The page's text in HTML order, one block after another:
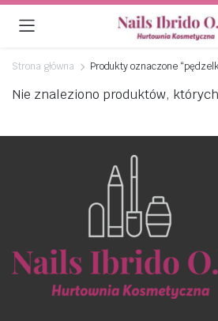
Strona główna Produkty oznaczone
Nie znaleziono produktów,